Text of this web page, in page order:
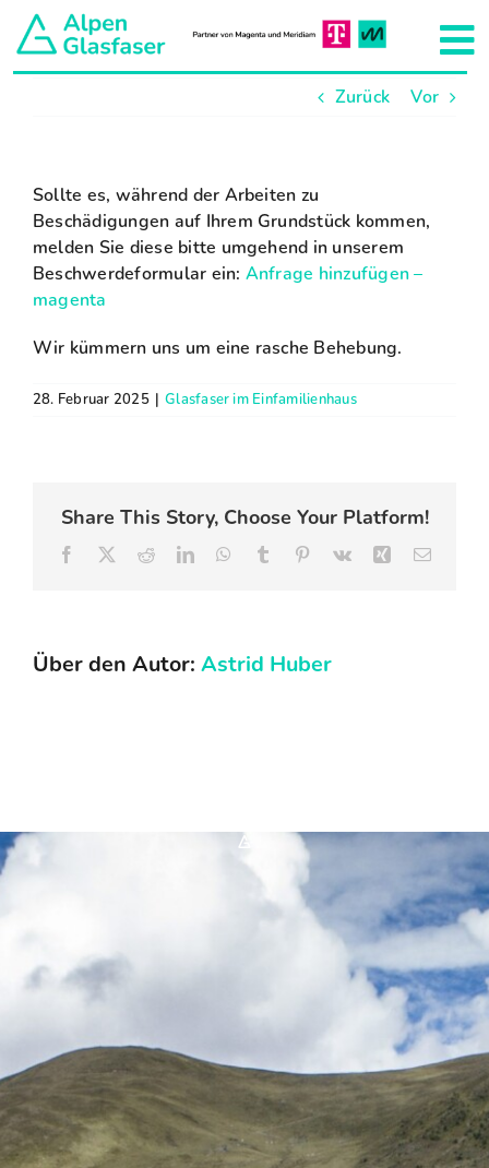
Zum
Inhalt
Unser Netzkonzept
Hausanschluss
Team
FAQ
Zurück Vor
Sollte es, während der Arbeiten zu
Beschädigungen auf Ihrem Grundstück kommen,
melden Sie diese bitte umgehend in unserem
Beschwerdeformular ein: Anfrage hinzufügen –
magenta
Wir kümmern uns um eine rasche Behebung.
28. Februar 2025 | Glasfaser im Einfamilienhaus
Share This Story, Choose Your Platform!
Facebook RedditLinkedInWhatsApp
Tumblr Pinterest
Vk Xing E-
Über den Autor: Astrid Huber
*A*